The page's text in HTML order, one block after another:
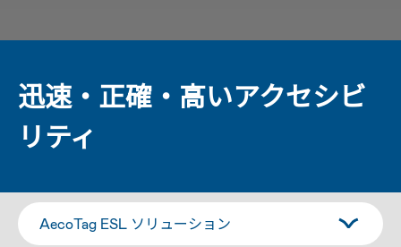
迅速・正確・高いアクセシビ
リティ